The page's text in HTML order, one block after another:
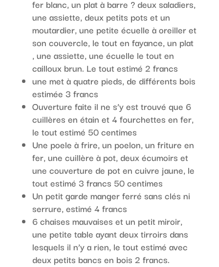
fer blanc, un plat à barre ? deux saladiers,
une assiette, deux petits pots et un
moutardier, une petite écuelle à oreiller et
son couvercle, le tout en fayance, un plat
, une assiette, une écuelle le tout en
cailloux brun. Le tout estimé 2 francs
une met à quatre pieds, de différents bois
estimée 3 francs
Ouverture faite il ne s’y est trouvé que 6
cuillères en étain et 4 fourchettes en fer,
le tout estimé 50 centimes
Une poele à frire, un poelon, un friture en
fer, une cuillère à pot, deux écumoirs et
une couverture de pot en cuivre jaune, le
tout estimé 3 francs 50 centimes
Un petit garde manger ferré sans clés ni
serrure, estimé 4 francs
6 chaises mauvaises et un petit miroir,
une petite table ayant deux tirroirs dans
lesquels il n’y a rien, le tout estimé avec
deux petits bancs en bois 2 francs.